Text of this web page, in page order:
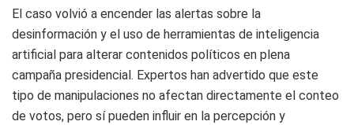
El caso volvió a encender las alertas sobre la
desinformación y el uso de herramientas de inteligencia
artificial para alterar contenidos políticos en plena
campaña presidencial. Expertos han advertido que este
tipo de manipulaciones no afectan directamente el conteo
de votos, pero sí pueden influir en la percepción y